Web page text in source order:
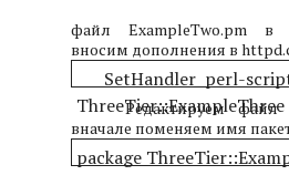
файл ExampleTwo.pm в
вносим дополнения в
SetHandler perl-
ThreeTier::ExampleThree
Редактируем файл
вначале поменяем имя
package